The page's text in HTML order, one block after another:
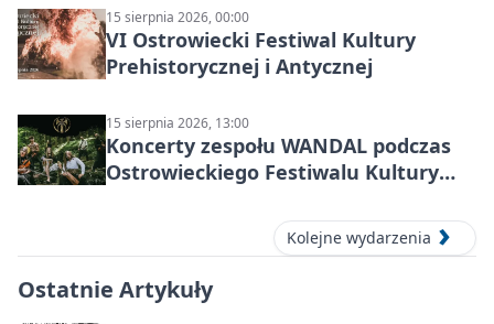
15 sierpnia 2026, 00:00
VI Ostrowiecki Festiwal Kultury
Prehistorycznej i Antycznej
15 sierpnia 2026, 13:00
Koncerty zespołu WANDAL podczas
Ostrowieckiego Festiwalu Kultury
Kolejne wydarzenia
Ostatnie Artykuły